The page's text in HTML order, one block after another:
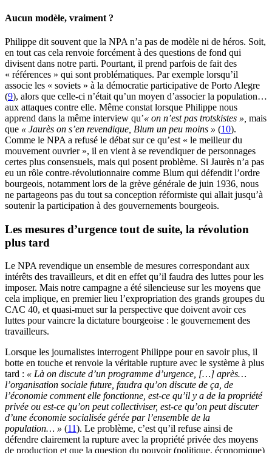
Aucun modèle, vraiment ?
Philippe dit souvent que la NPA n’a pas de modèle ni de héros. Soit,
en tout cas cela renvoie forcément à des questions de fond qui
divisent dans notre parti. Pourtant, il prend parfois de fait des
« références » qui sont problématiques. Par exemple lorsqu’il
associe les « soviets » à la démocratie participative de Porto Alegre
(9), alors que celle-ci n’était qu’un moyen d’associer la population…
aux attaques contre elle. Même constat lorsque Philippe nous
apprend dans la même interview qu’« on n’est pas trotskistes », mais
que « Jaurès on s’en revendique, Blum un peu moins » (10).
Comme le NPA a refusé le débat sur ce qu’est « le meilleur du
mouvement ouvrier », il en vient à se revendiquer de personnages
certes plus consensuels, mais qui posent problème. Si Jaurès n’a pas
eu un rôle contre-révolutionnaire comme Blum qui défendit l’ordre
bourgeois, notamment lors de la grève générale de juin 1936, nous
ne partageons pas du tout sa conception réformiste qui allait jusqu’à
soutenir la participation à des gouvernements bourgeois.
Les mesures d’urgence tout de suite, la révolution
plus tard
Le NPA revendique un ensemble de mesures correspondant aux
intérêts des travailleurs, et dit en effet qu’il faudra des luttes pour les
imposer. Mais notre campagne a été silencieuse sur les moyens que
cela implique, en premier lieu l’expropriation des grands groupes du
CAC 40, et quasi-muet sur la perspective que doivent avoir ces
luttes pour vaincre la dictature bourgeoise : le gouvernement des
travailleurs.
Lorsque les journalistes interrogent Philippe pour en savoir plus, il
botte en touche et renvoie la véritable rupture avec le système à plus
tard : « Là on discute d’un programme d’urgence, […] après…
l’organisation sociale future, faudra qu’on discute de ça, de
l’économie comment elle fonctionne, est-ce qu’il y a de la propriété
privée ou est-ce qu’on peut collectiviser, est-ce qu’on peut discuter
d’une économie socialisée gérée par l’ensemble de la
population… » (11). Le problème, c’est qu’il refuse ainsi de
défendre clairement la rupture avec la propriété privée des moyens
de production et que la question du pouvoir (politique, économique)